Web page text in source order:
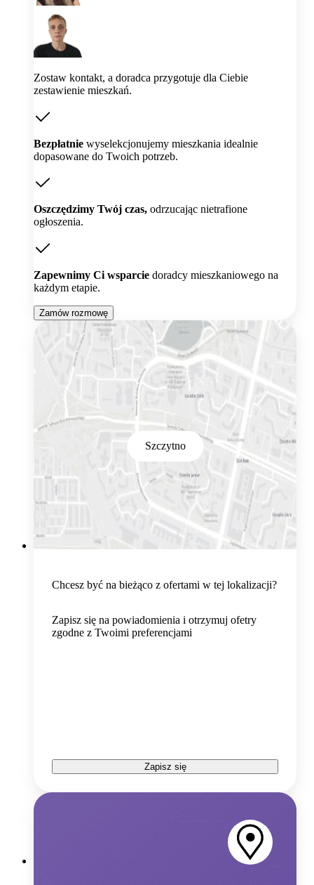
Zostaw kontakt, a doradca przygotuje dla Ciebie
zestawienie mieszkań.
Bezpłatnie wyselekcjonujemy mieszkania idealnie
dopasowane do Twoich potrzeb.
Oszczędzimy Twój czas, odrzucając nietrafione
ogłoszenia.
Zapewnimy Ci wsparcie doradcy mieszkaniowego na
każdym etapie.
Zamów rozmowę
Szczytno
Chcesz być na bieżąco z ofertami w tej lokalizacji?
Zapisz się na powiadomienia i otrzymuj ofetry
zgodne z Twoimi preferencjami
Zapisz się